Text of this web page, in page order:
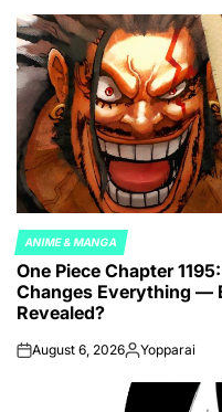
POSTED
IN
ANIME & MANGA
One Piece Chapter
Changes Everything —
Revealed?
onAugust 6, 2026Posted
Yopparai